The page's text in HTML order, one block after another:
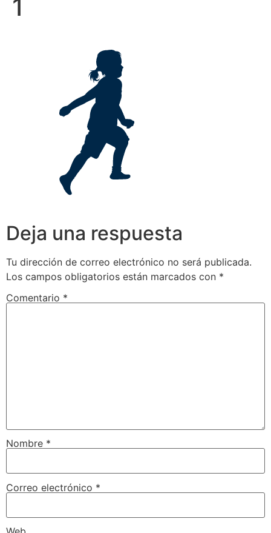
1
Deja una respuesta
Tu dirección de correo electrónico no será publicada.
Los campos obligatorios están marcados con *
Comentario *
Nombre *
Correo electrónico *